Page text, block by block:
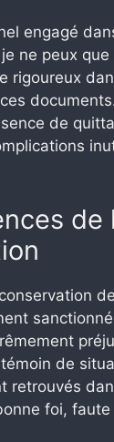
engagé
ne peux que
rigoureux
de
de
de
retrouvés
foi,